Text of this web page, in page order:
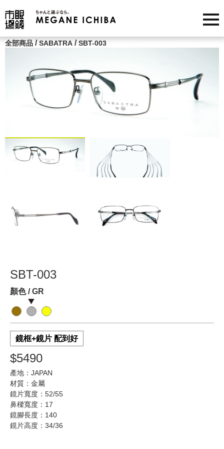
全部商品 /SABATRA /SBT-003
SBT-003
顏色 / GR
鏡框+鏡片 配到好
$5490
產地：JAPAN
材質：金屬
鏡片寬度：52/55
鼻樑寬度：17
鏡腳長度：140
鏡片高度：34/36